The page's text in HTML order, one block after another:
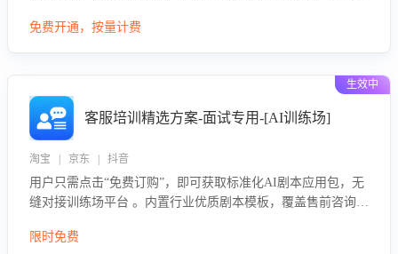
低退款率，提升售后效率。
免费开通，按量计费
生效中
客服培训精选方案-面试专用-[AI训练场]
淘宝 | 京东 | 抖音
用户只需点击“免费订购”，即可获取标准化AI剧本应用包，无
缝对接训练场平台 。内置行业优质剧本模板，覆盖售前咨询、
间，助力企业快速启动智能客服训练
限时免费